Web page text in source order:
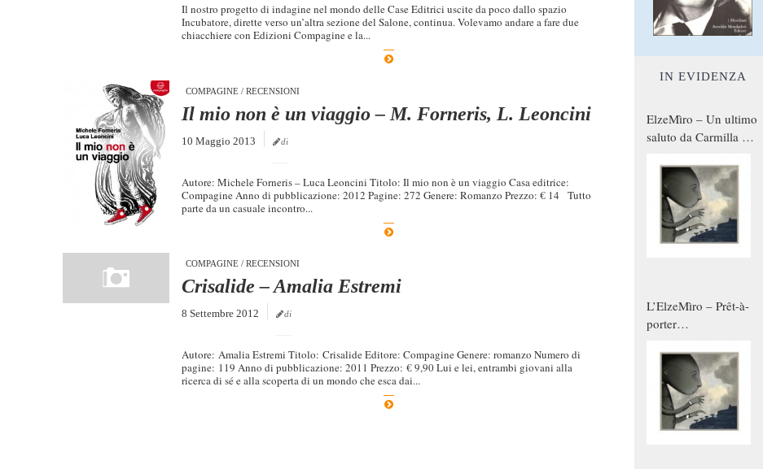
Il nostro progetto di indagine nel mondo delle Case Editrici uscite da poco dallo spazio
Incubatore, dirette verso un’altra sezione del Salone, continua. Volevamo andare a fare due
chiacchiere con Edizioni Compagine e la...
COMPAGINE / RECENSIONI
Il mio non è un viaggio – M. Forneris, L. Leoncini
10 Maggio 2013 di
Autore: Michele Forneris – Luca Leoncini Titolo: Il mio non è un viaggio Casa editrice:
Compagine Anno di pubblicazione: 2012 Pagine: 272 Genere: Romanzo Prezzo: € 14 Tutto
parte da un casuale incontro...
COMPAGINE / RECENSIONI
Crisalide – Amalia Estremi
8 Settembre 2012 di
Autore: Amalia Estremi Titolo: Crisalide Editore: Compagine Genere: romanzo Numero di
pagine: 119 Anno di pubblicazione: 2011 Prezzo: € 9,90 Lui e lei, entrambi giovani alla
ricerca di sé e alla scoperta di un mondo che esca dai...
IN EVIDENZA
ElzeMìro – Un ultimo
saluto da Carmilla a
qualche modo sono
donne
L’ElzeMìro – Prêt-à-
porter